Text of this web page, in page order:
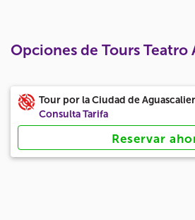
Opciones de Tours Teatro
Tour por la Ciudad de
Consulta Tarifa
Reservar